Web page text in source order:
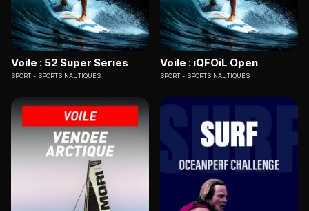
Voile : 52 Super Series
SPORT SPORTS NAUTIQUES
Voile : iQFOiL Open
SPORT SPORTS NAUTIQUES